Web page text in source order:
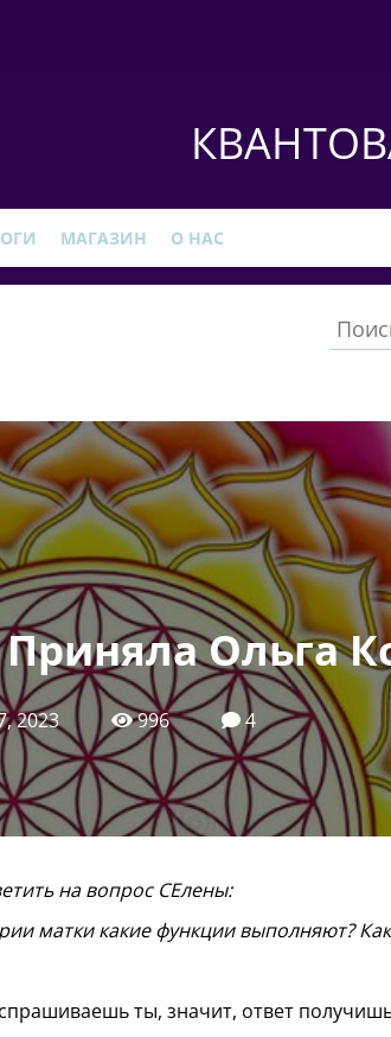
МАГАЗИН О НАС
Ольга
2023 996 4
на вопрос СЕлены:
матки какие функции выполняют?
ты, значит, ответ